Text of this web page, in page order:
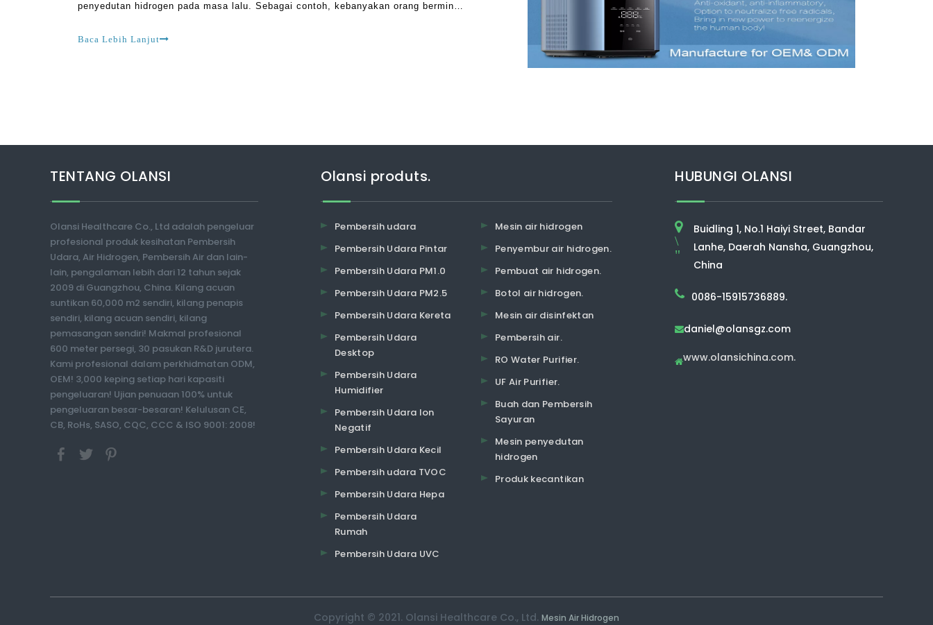
penyedutan hidrogen pada masa lalu. Sebagai contoh, kebanyakan orang berminat
Baca Lebih Lanjut
TENTANG OLANSI
Olansi Healthcare Co., Ltd adalah pengeluar
profesional produk kesihatan Pembersih
Udara, Air Hidrogen, Pembersih Air dan lain-
lain, pengalaman lebih dari 12 tahun sejak
2009 di Guangzhou, China. Kilang acuan
suntikan 60,000 m2 sendiri, kilang penapis
sendiri, kilang acuan sendiri, kilang
pemasangan sendiri! Makmal profesional
600 meter persegi, 30 pasukan R&D jurutera.
Kami profesional dalam perkhidmatan ODM,
OEM! 3,000 keping setiap hari kapasiti
pengeluaran! Ujian penuaan 100% untuk
pengeluaran besar-besaran! Kelulusan CE,
CB, RoHs, SASO, CQC, CCC & ISO 9001: 2008!
Olansi produts.
Pembersih udara
Pembersih Udara Pintar
Pembersih Udara PM1.0
Pembersih Udara PM2.5
Pembersih Udara Kereta
Pembersih Udara
Desktop
Pembersih Udara
Humidifier
Pembersih Udara Ion
Negatif
Pembersih Udara Kecil
Pembersih udara TVOC
Pembersih Udara Hepa
Pembersih Udara
Rumah
Pembersih Udara UVC
Mesin air hidrogen
Penyembur air hidrogen.
Pembuat air hidrogen.
Botol air hidrogen.
Mesin air disinfektan
Pembersih air.
RO Water Purifier.
UF Air Purifier.
Buah dan Pembersih
Sayuran
Mesin penyedutan
hidrogen
Produk kecantikan
HUBUNGI OLANSI
\
"
Buidling 1, No.1 Haiyi Street, Bandar
Lanhe, Daerah Nansha, Guangzhou,
China
0086-15915736889.
daniel@olansgz.com
www.olansichina.com.
Copyright © 2021. Olansi Healthcare Co., Ltd. Mesin Air Hidrogen